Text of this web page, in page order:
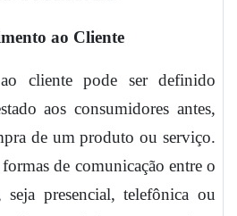
ao Cliente
cliente pode ser definido
aos consumidores antes,
de um produto ou serviço.
de comunicação entre o
seja presencial, telefônica ou